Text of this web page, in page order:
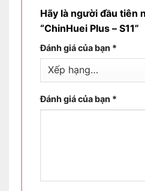
Hãy là người đầu tiên
“ChinHuei Plus – S11”
Đánh giá của bạn *
Đánh giá của bạn *